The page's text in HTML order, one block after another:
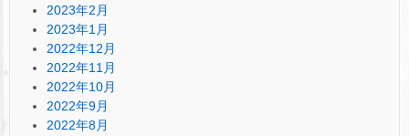
2023年2月
2023年1月
2022年12月
2022年11月
2022年10月
2022年9月
2022年8月